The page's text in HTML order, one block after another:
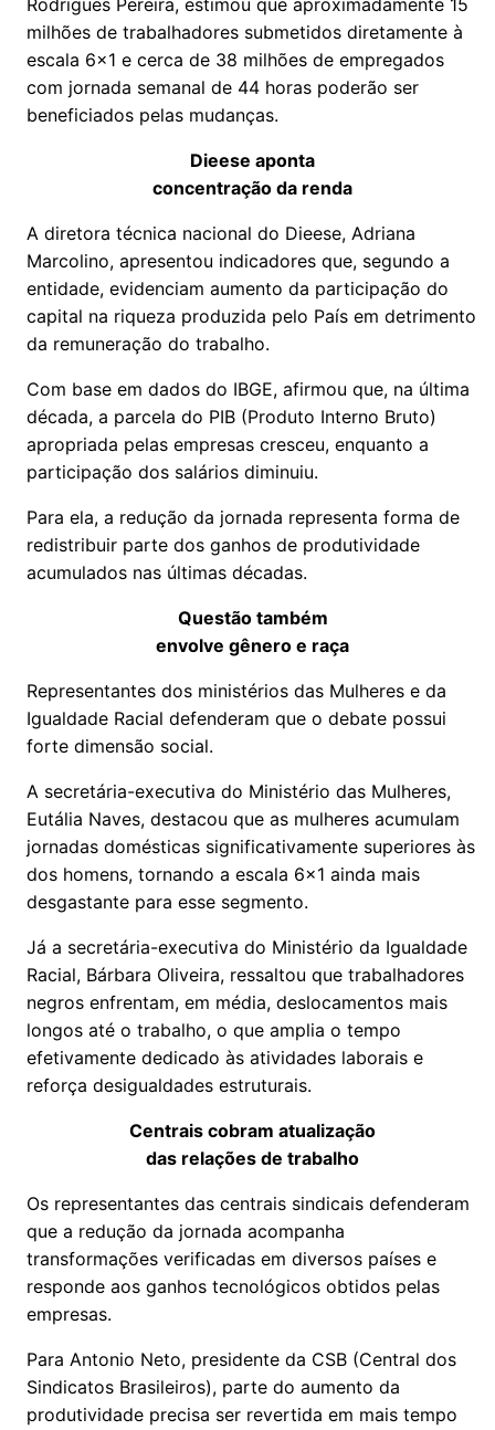
Rodrigues Pereira, estimou que aproximadamente 15
milhões de trabalhadores submetidos diretamente à
escala 6x1 e cerca de 38 milhões de empregados
com jornada semanal de 44 horas poderão ser
beneficiados pelas mudanças.
Dieese aponta
concentração da renda
A diretora técnica nacional do Dieese, Adriana
Marcolino, apresentou indicadores que, segundo a
entidade, evidenciam aumento da participação do
capital na riqueza produzida pelo País em detrimento
da remuneração do trabalho.
Com base em dados do IBGE, afirmou que, na última
década, a parcela do PIB (Produto Interno Bruto)
apropriada pelas empresas cresceu, enquanto a
participação dos salários diminuiu.
Para ela, a redução da jornada representa forma de
redistribuir parte dos ganhos de produtividade
acumulados nas últimas décadas.
Questão também
envolve gênero e raça
Representantes dos ministérios das Mulheres e da
Igualdade Racial defenderam que o debate possui
forte dimensão social.
A secretária-executiva do Ministério das Mulheres,
Eutália Naves, destacou que as mulheres acumulam
jornadas domésticas significativamente superiores às
dos homens, tornando a escala 6x1 ainda mais
desgastante para esse segmento.
Já a secretária-executiva do Ministério da Igualdade
Racial, Bárbara Oliveira, ressaltou que trabalhadores
negros enfrentam, em média, deslocamentos mais
longos até o trabalho, o que amplia o tempo
efetivamente dedicado às atividades laborais e
reforça desigualdades estruturais.
Centrais cobram atualização
das relações de trabalho
Os representantes das centrais sindicais defenderam
que a redução da jornada acompanha
transformações verificadas em diversos países e
responde aos ganhos tecnológicos obtidos pelas
empresas.
Para Antonio Neto, presidente da CSB (Central dos
Sindicatos Brasileiros), parte do aumento da
produtividade precisa ser revertida em mais tempo